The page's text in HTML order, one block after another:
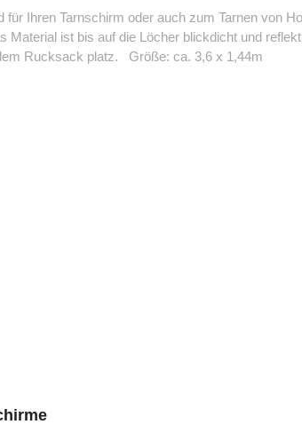
Ihren Tarnschirm oder auch zum Tarnen von
ist bis auf die Löcher blickdicht und
Rucksack platz. Größe: ca. 3,6 x 1,44m